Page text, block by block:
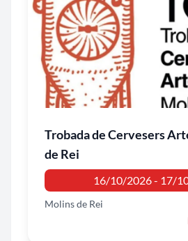
Trobada de Cervesers
de Rei
16/10/2026 - 17/
Molins de Rei